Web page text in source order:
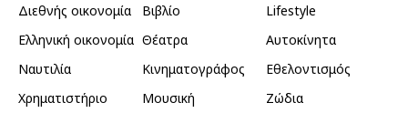
Διεθνής οικονομία
Ελληνική οικονομία
Ναυτιλία
Χρηματιστήριο
Βιβλίο
Θέατρα
Κινηματογράφος
Μουσική
Lifestyle
Αυτοκίνητα
Εθελοντισμός
Ζώδια